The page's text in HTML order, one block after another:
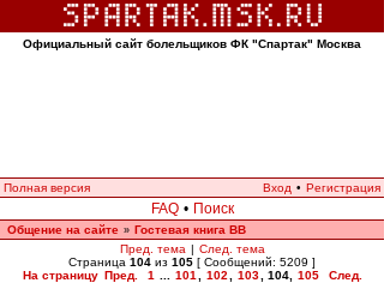
Официальный сайт болельщиков ФК "Спартак" Москва
Полная версия Вход • Регистрация
FAQ • Поиск
Общение на сайте » Гостевая книга ВВ
Пред. тема | След. тема
Страница 104 из 105 [ Сообщений: 5209 ]
На страницу Пред. 1 101 102 103 104, 105
След.